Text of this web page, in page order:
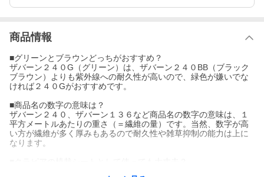
商品情報
■グリーンとブラウンどっちがおすすめ？
ザバーン２４０G（グリーン）は、ザバーン２４０BB（ブラック
ブラウン）よりも紫外線への耐久性が高いので、緑色が嫌いでな
ければ２４０Gがおすすめです。
■商品名の数字の意味は？
ザバーン２４０、ザバーン１３６など商品名の数字の意味は、１
平方メートルあたりの重さ（＝繊維の量）です。当然、数字が高
い方が繊維が多く厚みもあるので耐久性や雑草抑制の能力は上に
なります。